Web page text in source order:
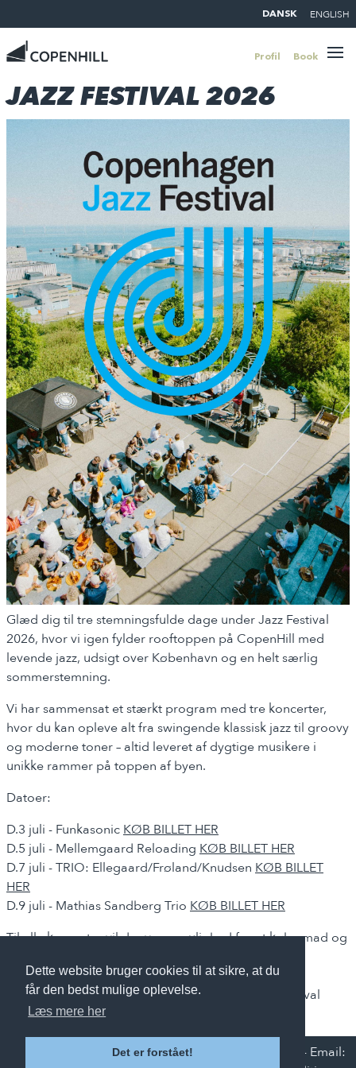
Dette website bruger cookies til at sikre, at du
får den bedst mulige oplevelse.
Læs mere her
Det er forstået!
DANSK ENGLISH
Profil Book
JAZZ FESTIVAL 2026
Glæd dig til tre stemningsfulde dage under Jazz Festival
2026, hvor vi igen fylder rooftoppen på CopenHill med
levende jazz, udsigt over København og en helt særlig
sommerstemning.
Vi har sammensat et stærkt program med tre koncerter,
hvor du kan opleve alt fra swingende klassisk jazz til groovy
og moderne toner – altid leveret af dygtige musikere i
unikke rammer på toppen af byen.
Datoer:
D.3 juli - Funkasonic KØB BILLET HER
D.5 juli - Mellemgaard Reloading KØB BILLET HER
D.7 juli - TRIO: Ellegaard/Frøland/Knudsen KØB BILLET
HER
D.9 juli - Mathias Sandberg Trio KØB BILLET HER
Til alle koncerter vil der være mulighed for at købe mad og
musikken i afslappede omgivelser.
Vi glæder os til at byde dig velkommen til Jazz Festival
2026!
Vindmøllevej 6, 2300 København S
- Email: